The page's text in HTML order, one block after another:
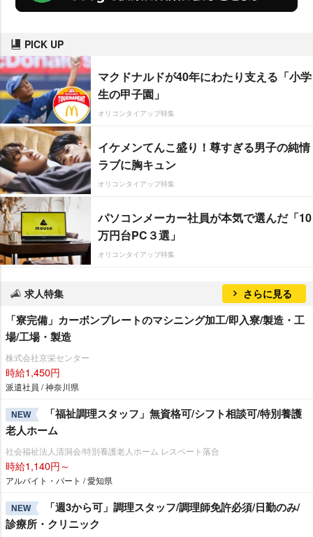
PICK UP
マクドナルドが40年にわたり支える「小学
生の甲子園」
オリコンタイアップ特集
イケメンてんこ盛り！尊すぎる男子の純情
ラブに胸キュン
オリコンタイアップ特集
パソコンメーカー社員が本気で選んだ「10
万円台PC３選」
オリコンタイアップ特集
求人特集 さらに見る
「寮完備」カーボンプレートのマシニング加工/即入寮/製造・工
場/工場・製造
株式会社京栄センター
時給1,450円
派遣社員 / 神奈川県
NEW
「福祉調理スタッフ」無資格可/シフト相談可/特別養護
老人ホーム
社会福祉法人清洞会/特別養護老人ホーム レスペート落合
時給1,140円～
アルバイト・パート / 愛知県
NEW
「週3から可」調理スタッフ/調理師免許必須/日勤のみ/
診療所・クリニック